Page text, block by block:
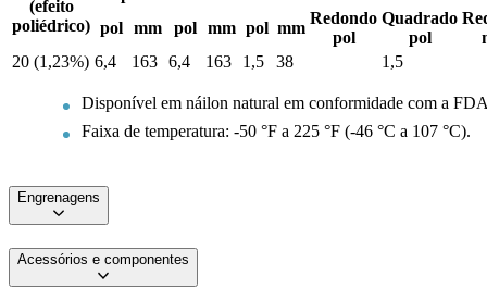
(efeito
poliédrico) pol mm pol mm pol mm
Redondo
pol
Quadrado
pol
20 (1,23%) 6,4 163 6,4 163 1,5 38 1,5
Disponível em náilon natural em conformidade com a
Faixa de temperatura: -50 °F a 225 °F (-46 °C a 107 °C).
Engrenagens
Acessórios e componentes